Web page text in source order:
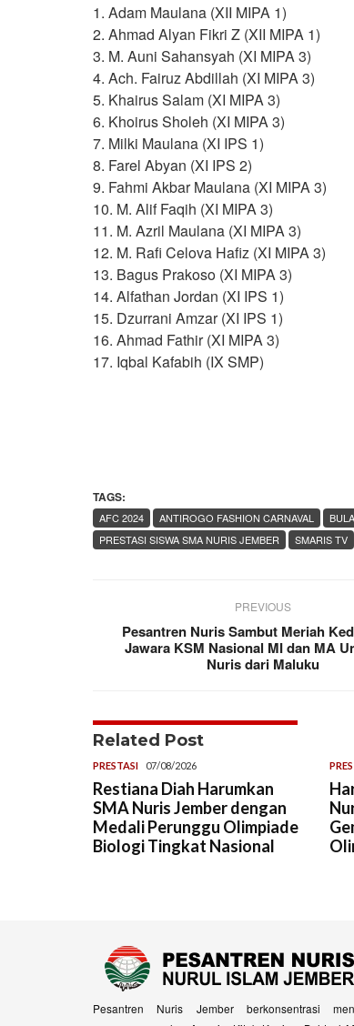
1. Adam Maulana (XII MIPA 1)
2. Ahmad Alyan Fikri Z (XII MIPA 1)
3. M. Auni Sahansyah (XI MIPA 3)
4. Ach. Fairuz Abdillah (XI MIPA 3)
5. Khairus Salam (XI MIPA 3)
6. Khoirus Sholeh (XI MIPA 3)
7. Milki Maulana (XI IPS 1)
8. Farel Abyan (XI IPS 2)
9. Fahmi Akbar Maulana (XI MIPA 3)
10. M. Alif Faqih (XI MIPA 3)
11. M. Azril Maulana (XI MIPA 3)
12. M. Rafi Celova Hafiz (XI MIPA 3)
13. Bagus Prakoso (XI MIPA 3)
14. Alfathan Jordan (XI IPS 1)
15. Dzurrani Amzar (XI IPS 1)
16. Ahmad Fathir (XI MIPA 3)
17. Iqbal Kafabih (IX SMP)
TAGS:
AFC 2024 ANTIROGO FASHION CARNAVAL
PRESTASI SISWA SMA NURIS JEMBER
SMARIS TV
PREVIOUS
Pesantren Nuris Sambut Meriah
Jawara KSM Nasional MI dan MA
Nuris dari Maluku
Related Post
PRESTASI 07/08/2026
Restiana Diah Harumkan
SMA Nuris Jember dengan
Medali Perunggu Olimpiade
Biologi Tingkat Nasional
Pesantren Nuris Jember berkonsentrasi